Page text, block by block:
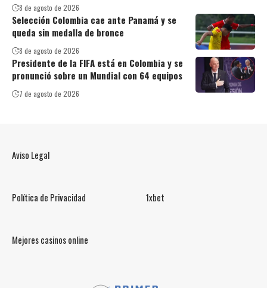
8 de agosto de 2026
Selección Colombia cae ante Panamá y se
queda sin medalla de bronce
8 de agosto de 2026
Presidente de la FIFA está en Colombia y se
pronunció sobre un Mundial con 64 equipos
7 de agosto de 2026
Aviso Legal
Política de Privacidad 1xbet
Mejores casinos online